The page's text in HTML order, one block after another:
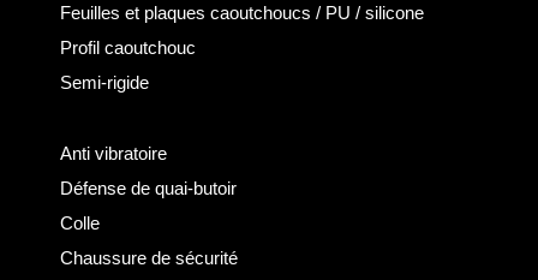
Feuilles et plaques caoutchoucs / PU / silicone
Profil caoutchouc
Semi-rigide
Anti vibratoire
Défense de quai-butoir
Colle
Chaussure de sécurité